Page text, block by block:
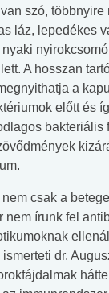
szó, többnyire
láz, lepedékes
A hosszan
a
előtt és
bakteriális
csak a
nem írunk fel
dr.